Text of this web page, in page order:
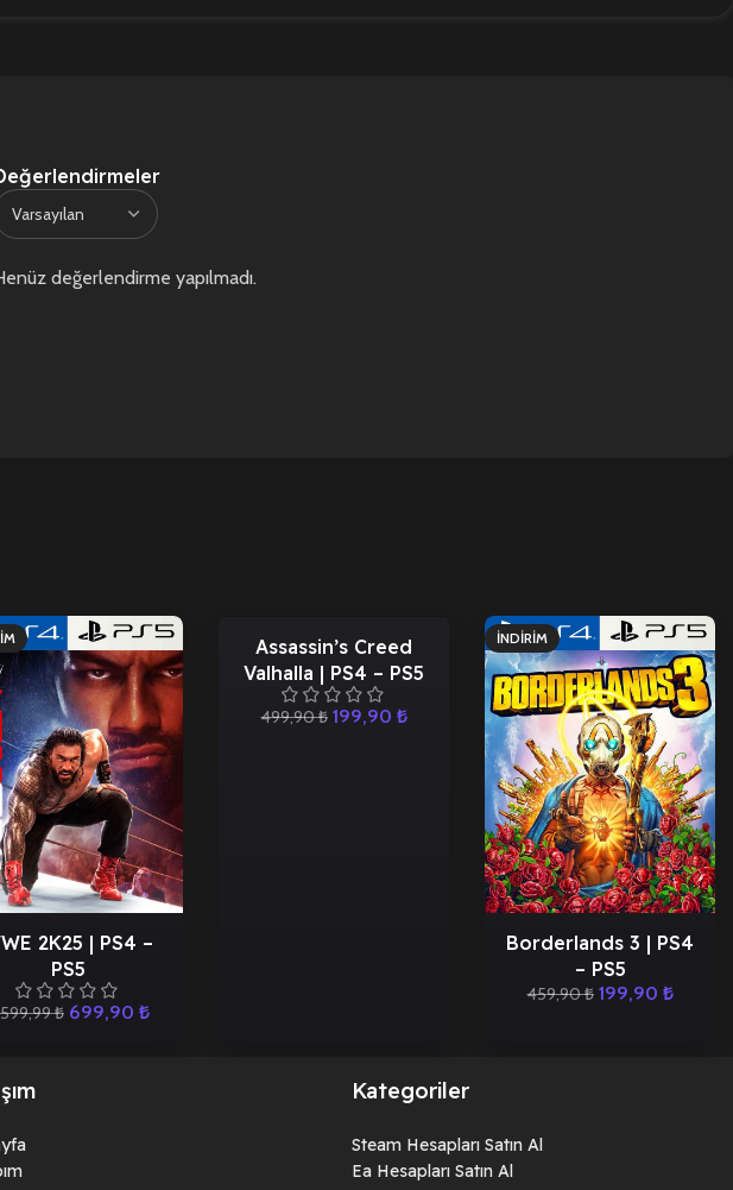
değerlendirme yapılmadı.
2K25 | PS4 –
PS5
₺ 699,90 ₺
İNDIRIMAssassin’s Creed
Valhalla | PS4 – PS5
499,90₺ 199,90 ₺
İNDIRIM
Borderlands 3 | PS4
– PS5
459,90₺ 199,90 ₺
Kategoriler
Steam Hesapları Satın Al
Ea Hesapları Satın Al